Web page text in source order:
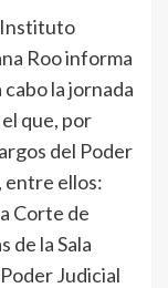
Instituto
Roo informa
la jornada
que, por
del Poder
entre ellos:
Corte de
de la Sala
Judicial